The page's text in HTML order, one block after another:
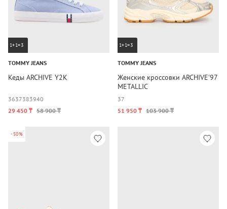
1+1=3
TOMMY JEANS
Кеды ARCHIVE Y2K
3637383940
29 450 ₸ 58 900 ₸
1+1=3
TOMMY JEANS
Женские кроссовки ARCHIVE'97
METALLIC
37
51 950 ₸ 103 900 ₸
-50%